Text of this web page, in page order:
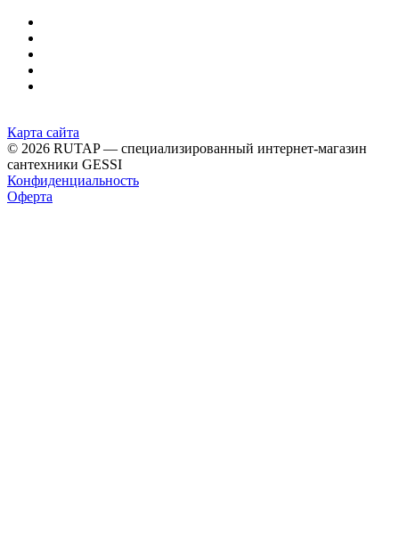
Карта сайта
© 2026 RUTAP — специализированный интернет-магазин
сантехники GESSI
Конфиденциальность
Оферта